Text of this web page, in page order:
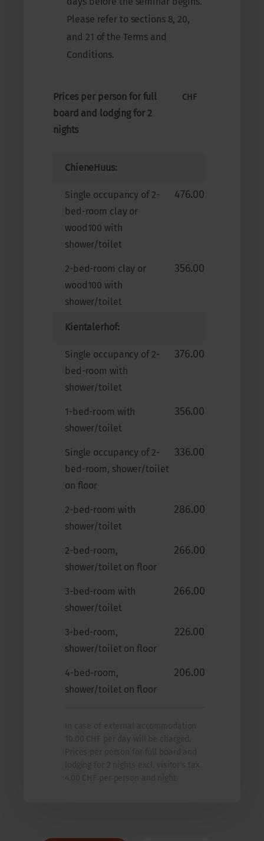
Please refer to sections 8, 20,
and 21 of the Terms and
Conditions.
Prices per person for full
board and lodging for 2
nights
CHF
ChieneHuus:
Single occupancy of 2-
bed-room clay or
wood100 with
shower/toilet
476.00
2-bed-room clay or
wood100 with
shower/toilet
356.00
Kientalerhof:
Single occupancy of 2-
bed-room with
shower/toilet
376.00
1-bed-room with
shower/toilet
356.00
Single occupancy of 2-
bed-room, shower/toilet
on floor
336.00
2-bed-room with
shower/toilet
286.00
2-bed-room,
shower/toilet on floor
266.00
3-bed-room with
shower/toilet
266.00
3-bed-room,
shower/toilet on floor
226.00
4-bed-room,
shower/toilet on floor
206.00